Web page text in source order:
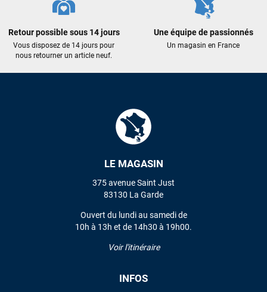
Retour possible sous 14 jours
Vous disposez de 14 jours pour
nous retourner un article neuf.
Une équipe de passionnés
Un magasin en France
LE MAGASIN
375 avenue Saint Just
83130 La Garde
Ouvert du lundi au samedi de
10h à 13h et de 14h30 à 19h00.
Voir l'itinéraire
INFOS
Sébastien BACHELIER
il y a un mois
Cela faisait 6 mois que je galérais à remplacer ma board eux
m'ont trouvé une pépite à laquelle je n'aurais jamais pensé !
J'ai acheté une voile d'occasion depuis Tahiti. Super service.
L'envoi a été rapide. La voile est arrivée en super état.